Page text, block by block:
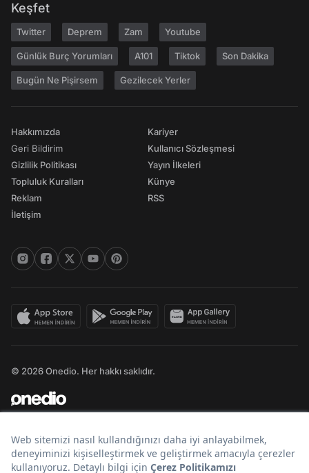
Keşfet
Twitter Deprem Zam Youtube
Günlük Burç Yorumları A101 Tiktok Son Dakika
Bugün Ne Pişirsem Gezilecek Yerler
Hakkımızda
Geri Bildirim
Gizlilik Politikası
Topluluk Kuralları
Reklam
İletişim
Kariyer
Kullanıcı Sözleşmesi
Yayın İlkeleri
Künye
RSS
© 2026 Onedio. Her hakkı saklıdır.
Bir markasıdır.